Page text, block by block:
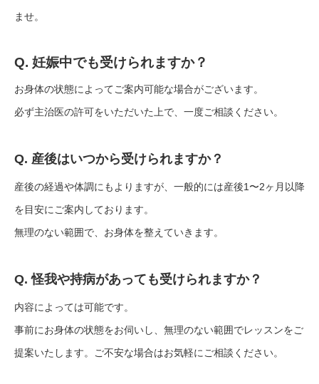
ませ。
Q. 妊娠中でも受けられますか？
お身体の状態によってご案内可能な場合がございます。
必ず主治医の許可をいただいた上で、一度ご相談ください。
Q. 産後はいつから受けられますか？
産後の経過や体調にもよりますが、一般的には産後1〜2ヶ月以降
を目安にご案内しております。
無理のない範囲で、お身体を整えていきます。
Q. 怪我や持病があっても受けられますか？
内容によっては可能です。
事前にお身体の状態をお伺いし、無理のない範囲でレッスンをご
提案いたします。ご不安な場合はお気軽にご相談ください。